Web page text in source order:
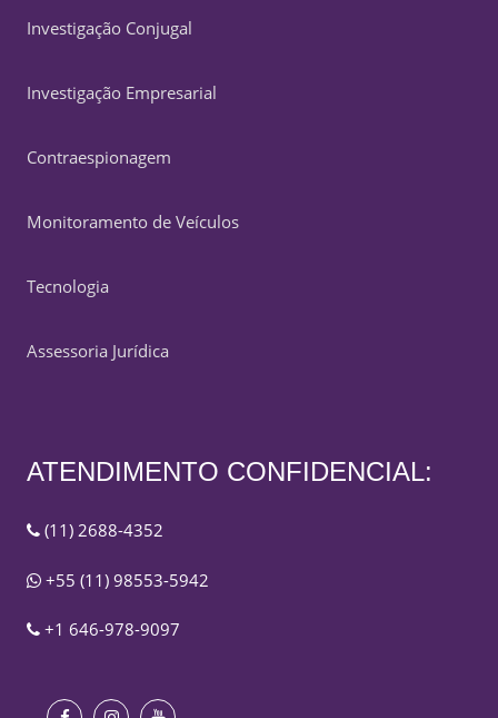
Investigação Conjugal
Investigação Empresarial
Contraespionagem
Monitoramento de Veículos
Tecnologia
Assessoria Jurídica
ATENDIMENTO CONFIDENCIAL:
(11) 2688-4352
+55 (11) 98553-5942
+1 646-978-9097